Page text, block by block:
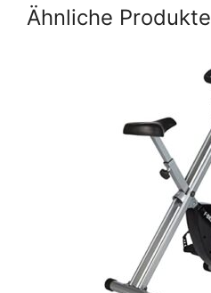
Ähnliche Produkte